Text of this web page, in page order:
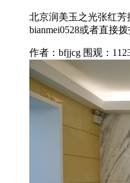
北京润美玉之光张红
bianmei0528或者直接
作者：bfjjcg 围观：